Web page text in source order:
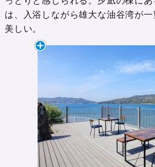
は、入浴しながら雄大な油谷湾が
美しい。